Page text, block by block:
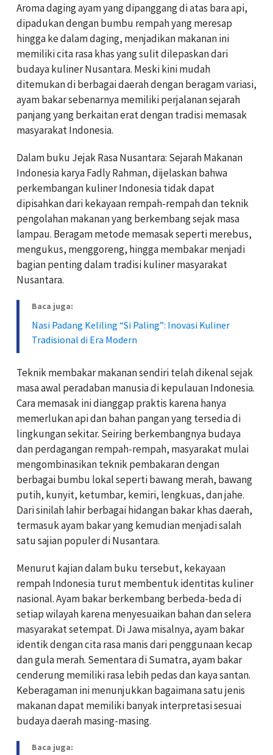
Aroma daging ayam yang dipanggang di atas bara api,
dipadukan dengan bumbu rempah yang meresap
hingga ke dalam daging, menjadikan makanan ini
memiliki cita rasa khas yang sulit dilepaskan dari
budaya kuliner Nusantara. Meski kini mudah
ditemukan di berbagai daerah dengan beragam variasi,
ayam bakar sebenarnya memiliki perjalanan sejarah
panjang yang berkaitan erat dengan tradisi memasak
masyarakat Indonesia.
Dalam buku Jejak Rasa Nusantara: Sejarah Makanan
Indonesia karya Fadly Rahman, dijelaskan bahwa
perkembangan kuliner Indonesia tidak dapat
dipisahkan dari kekayaan rempah-rempah dan teknik
pengolahan makanan yang berkembang sejak masa
lampau. Beragam metode memasak seperti merebus,
mengukus, menggoreng, hingga membakar menjadi
bagian penting dalam tradisi kuliner masyarakat
Nusantara.
Baca juga:
Nasi Padang Keliling “Si Paling”: Inovasi Kuliner
Tradisional di Era Modern
Teknik membakar makanan sendiri telah dikenal sejak
masa awal peradaban manusia di kepulauan Indonesia.
Cara memasak ini dianggap praktis karena hanya
memerlukan api dan bahan pangan yang tersedia di
lingkungan sekitar. Seiring berkembangnya budaya
dan perdagangan rempah-rempah, masyarakat mulai
mengombinasikan teknik pembakaran dengan
berbagai bumbu lokal seperti bawang merah, bawang
putih, kunyit, ketumbar, kemiri, lengkuas, dan jahe.
Dari sinilah lahir berbagai hidangan bakar khas daerah,
termasuk ayam bakar yang kemudian menjadi salah
satu sajian populer di Nusantara.
Menurut kajian dalam buku tersebut, kekayaan
rempah Indonesia turut membentuk identitas kuliner
nasional. Ayam bakar berkembang berbeda-beda di
setiap wilayah karena menyesuaikan bahan dan selera
masyarakat setempat. Di Jawa misalnya, ayam bakar
identik dengan cita rasa manis dari penggunaan kecap
dan gula merah. Sementara di Sumatra, ayam bakar
cenderung memiliki rasa lebih pedas dan kaya santan.
Keberagaman ini menunjukkan bagaimana satu jenis
makanan dapat memiliki banyak interpretasi sesuai
budaya daerah masing-masing.
Baca juga: